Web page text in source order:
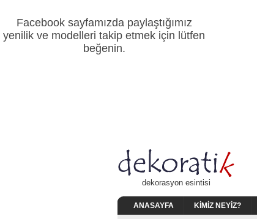
Facebook sayfamızda paylaştığımız
yenilik ve modelleri takip etmek için lütfen
beğenin.
dekorasyon esintisi
ANASAYFA KIMIZ NEYIZ?